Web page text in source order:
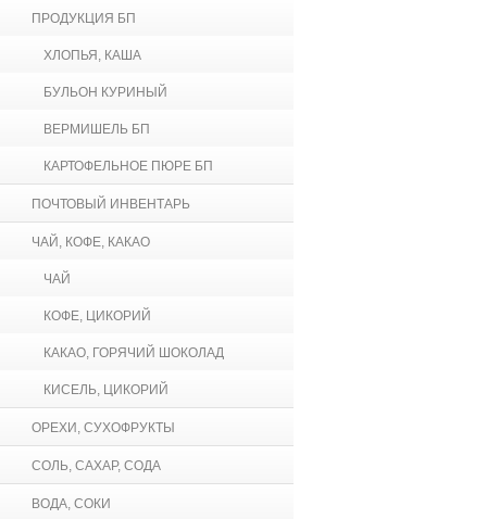
ПРОДУКЦИЯ БП
ХЛОПЬЯ, КАША
БУЛЬОН КУРИНЫЙ
ВЕРМИШЕЛЬ БП
КАРТОФЕЛЬНОЕ ПЮРЕ БП
ПОЧТОВЫЙ ИНВЕНТАРЬ
ЧАЙ, КОФЕ, КАКАО
ЧАЙ
КОФЕ, ЦИКОРИЙ
КАКАО, ГОРЯЧИЙ ШОКОЛАД
КИСЕЛЬ, ЦИКОРИЙ
ОРЕХИ, СУХОФРУКТЫ
СОЛЬ, САХАР, СОДА
ВОДА, СОКИ